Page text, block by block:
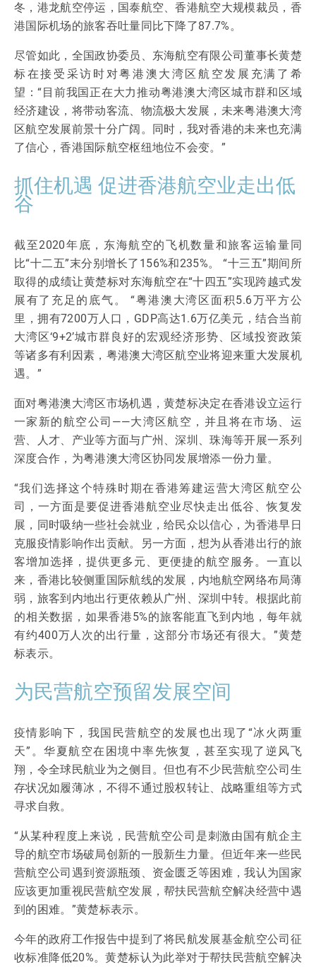
冬，港龙航空停运，国泰航空、香港航空大规模裁员，香
港国际机场的旅客吞吐量同比下降了87.7%。
尽管如此，全国政协委员、东海航空有限公司董事长黄楚
标在接受采访时对粤港澳大湾区航空发展充满了希
望：“目前我国正在大力推动粤港澳大湾区城市群和区域
经济建设，将带动客流、物流极大发展，未来粤港澳大湾
区航空发展前景十分广阔。同时，我对香港的未来也充满
了信心，香港国际航空枢纽地位不会变。”
抓住机遇 促进香港航空业走出低
谷
截至2020年底，东海航空的飞机数量和旅客运输量同
比“十二五”末分别增长了156%和235%。 “十三五”期间所
取得的成绩让黄楚标对东海航空在“十四五”实现跨越式发
展有了充足的底气。 “粤港澳大湾区面积5.6万平方公
里，拥有7200万人口，GDP高达1.6万亿美元，结合当前
大湾区‘9+2’城市群良好的宏观经济形势、区域投资政策
等诸多有利因素，粤港澳大湾区航空业将迎来重大发展机
遇。”
面对粤港澳大湾区市场机遇，黄楚标决定在香港设立运行
一家新的航空公司——大湾区航空，并且将在市场、运
营、人才、产业等方面与广州、深圳、珠海等开展一系列
深度合作，为粤港澳大湾区协同发展增添一份力量。
“我们选择这个特殊时期在香港筹建运营大湾区航空公
司，一方面是要促进香港航空业尽快走出低谷、恢复发
展，同时吸纳一些社会就业，给民众以信心，为香港早日
克服疫情影响作出贡献。另一方面，想为从香港出行的旅
客增加选择，提供更多元、更便捷的航空服务。一直以
来，香港比较侧重国际航线的发展，内地航空网络布局薄
弱，旅客到内地出行更依赖从广州、深圳中转。根据此前
的相关数据，如果香港5%的旅客能直飞到内地，每年就
有约400万人次的出行量，这部分市场还有很大。”黄楚
标表示。
为民营航空预留发展空间
疫情影响下，我国民营航空的发展也出现了“冰火两重
天”。华夏航空在困境中率先恢复，甚至实现了逆风飞
翔，令全球民航业为之侧目。但也有不少民营航空公司生
存状况如履薄冰，不得不通过股权转让、战略重组等方式
寻求自救。
“从某种程度上来说，民营航空公司是刺激由国有航企主
导的航空市场破局创新的一股新生力量。但近年来一些民
营航空公司遇到资源瓶颈、资金匮乏等困难，我认为国家
应该更加重视民营航空发展，帮扶民营航空解决经营中遇
到的困难。”黄楚标表示。
今年的政府工作报告中提到了将民航发展基金航空公司征
收标准降低20%。黄楚标认为此举对于帮扶民营航空解决